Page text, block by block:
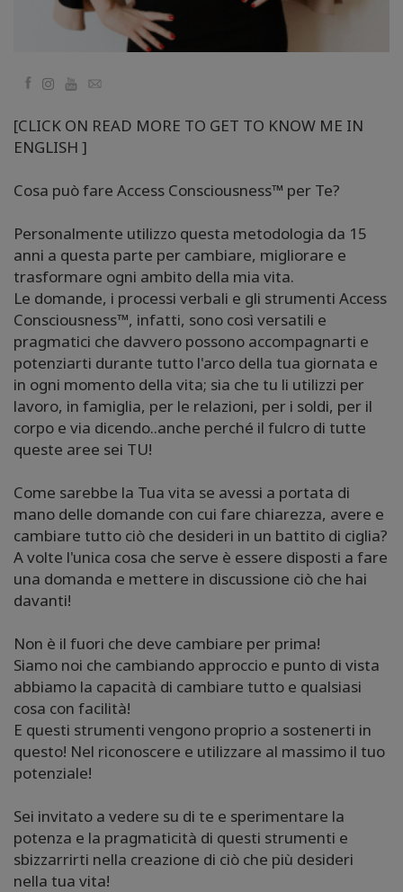
FacebookYouTube
Email
[CLICK ON READ MORE TO GET TO KNOW ME IN
ENGLISH ]
Cosa può fare Access Consciousness™ per Te?
Personalmente utilizzo questa metodologia da 15
anni a questa parte per cambiare, migliorare e
trasformare ogni ambito della mia vita.
Le domande, i processi verbali e gli strumenti Access
Consciousness™, infatti, sono così versatili e
pragmatici che davvero possono accompagnarti e
potenziarti durante tutto l'arco della tua giornata e
in ogni momento della vita; sia che tu li utilizzi per
lavoro, in famiglia, per le relazioni, per i soldi, per il
corpo e via dicendo..anche perché il fulcro di tutte
queste aree sei TU!
Come sarebbe la Tua vita se avessi a portata di
mano delle domande con cui fare chiarezza, avere e
cambiare tutto ciò che desideri in un battito di ciglia?
A volte l'unica cosa che serve è essere disposti a fare
una domanda e mettere in discussione ciò che hai
davanti!
Non è il fuori che deve cambiare per prima!
Siamo noi che cambiando approccio e punto di vista
abbiamo la capacità di cambiare tutto e qualsiasi
cosa con facilità!
E questi strumenti vengono proprio a sostenerti in
questo! Nel riconoscere e utilizzare al massimo il tuo
potenziale!
Sei invitato a vedere su di te e sperimentare la
potenza e la pragmaticità di questi strumenti e
sbizzarrirti nella creazione di ciò che più desideri
nella tua vita!